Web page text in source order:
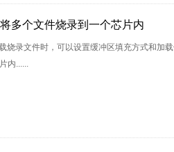
多个文件烧录到一个芯片内
烧录文件时，可以设置缓冲区填充方式和加
内......